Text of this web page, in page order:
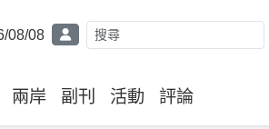
08/08
兩岸 副刊 活動 評論